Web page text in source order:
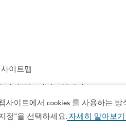
이트에서 cookies 를 사용하는
정”을 선택하세요.자세히 알아보기
사이트맵
관리하는 사이트입니다.